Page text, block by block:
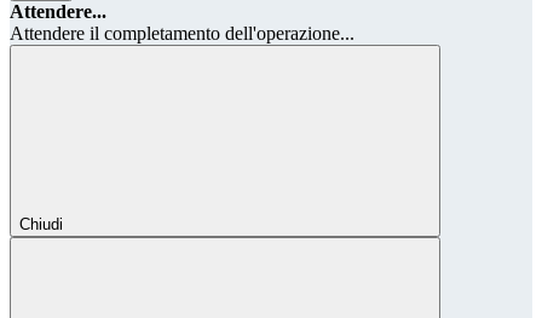
Attendere...
Attendere il completamento dell'operazione...
Chiudi